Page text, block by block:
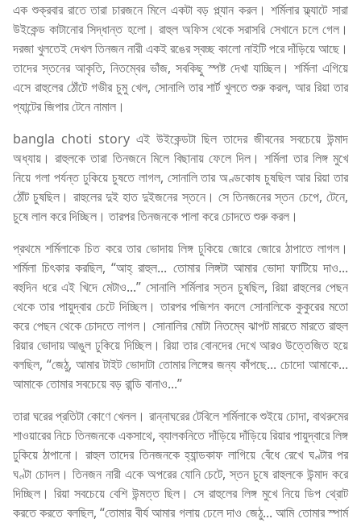
এক শুক্রবার রাতে তারা চারজনে মিলে একটা বড় প্ল্যান করল। শর্মিলার ফ্ল্যাটে সারা
উইকেন্ড কাটানোর সিদ্ধান্ত হলো। রাহুল অফিস থেকে সরাসরি সেখানে চলে গেল।
দরজা খুলতেই দেখল তিনজন নারী একই রঙের স্বচ্ছ কালো নাইটি পরে দাঁড়িয়ে আছে।
তাদের স্তনের আকৃতি, নিতম্বের ভাঁজ, সবকিছু স্পষ্ট দেখা যাচ্ছিল। শর্মিলা এগিয়ে
এসে রাহুলের ঠোঁটে গভীর চুমু খেল, সোনালি তার শার্ট খুলতে শুরু করল, আর রিয়া তার
প্যান্টের জিপার টেনে নামাল।
bangla choti story এই উইকেন্ডটা ছিল তাদের জীবনের সবচেয়ে উন্মাদ
অধ্যায়। রাহুলকে তারা তিনজনে মিলে বিছানায় ফেলে দিল। শর্মিলা তার লিঙ্গ মুখে
নিয়ে গলা পর্যন্ত ঢুকিয়ে চুষতে লাগল, সোনালি তার অণ্ডকোষ চুষছিল আর রিয়া তার
ঠোঁট চুষছিল। রাহুলের দুই হাত দুইজনের স্তনে। সে তিনজনের স্তন চেপে, টেনে,
চুষে লাল করে দিচ্ছিল। তারপর তিনজনকে পালা করে চোদতে শুরু করল।
প্রথমে শর্মিলাকে চিত করে তার ভোদায় লিঙ্গ ঢুকিয়ে জোরে জোরে ঠাপাতে লাগল।
শর্মিলা চিৎকার করছিল, “আহ্ রাহুল... তোমার লিঙ্গটা আমার ভোদা ফাটিয়ে দাও...
বহুদিন ধরে এই খিদে মেটাও...” সোনালি শর্মিলার স্তন চুষছিল, রিয়া রাহুলের পেছন
থেকে তার পায়ুদ্বার চেটে দিচ্ছিল। তারপর পজিশন বদলে সোনালিকে কুকুরের মতো
করে পেছন থেকে চোদতে লাগল। সোনালির মোটা নিতম্বে ঝাপট মারতে মারতে রাহুল
রিয়ার ভোদায় আঙুল ঢুকিয়ে দিচ্ছিল। রিয়া তার বোনদের দেখে আরও উত্তেজিত হয়ে
বলছিল, “জেঠু, আমার টাইট ভোদাটা তোমার লিঙ্গের জন্য কাঁপছে... চোদো আমাকে...
আমাকে তোমার সবচেয়ে বড় রান্ডি বানাও...”
তারা ঘরের প্রতিটা কোণে খেলল। রান্নাঘরের টেবিলে শর্মিলাকে শুইয়ে চোদা, বাথরুমের
শাওয়ারের নিচে তিনজনকে একসাথে, ব্যালকনিতে দাঁড়িয়ে দাঁড়িয়ে রিয়ার পায়ুদ্বারে লিঙ্গ
ঢুকিয়ে ঠাপানো। রাহুল তাদের তিনজনকে হ্যান্ডকাফ লাগিয়ে বেঁধে রেখে ঘণ্টার পর
ঘণ্টা চোদল। তিনজন নারী একে অপরের যোনি চেটে, স্তন চুষে রাহুলকে উন্মাদ করে
দিচ্ছিল। রিয়া সবচেয়ে বেশি উন্মত্ত ছিল। সে রাহুলের লিঙ্গ মুখে নিয়ে ডিপ থ্রোট
করতে করতে বলছিল, “তোমার বীর্য আমার গলায় ঢেলে দাও জেঠু... আমি তোমার স্পার্ম